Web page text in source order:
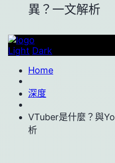
異？一文解析
Light Dark
Home
深度
VTuber是什麼？與
析